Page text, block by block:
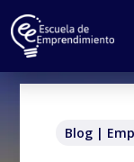
Blog |